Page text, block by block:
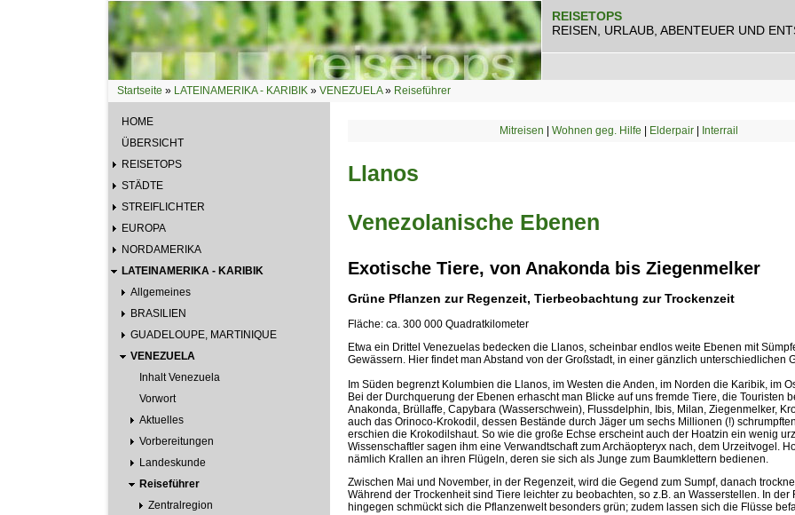
REISETOPS
REISEN, URLAUB, ABENTEUER UND
Sie sind hier
Startseite » LATEINAMERIKA - KARIBIK » VENEZUELA» Reiseführer
HOME
ÜBERSICHT
REISETOPS
STÄDTE
STREIFLICHTER
EUROPA
NORDAMERIKA
LATEINAMERIKA - KARIBIK
Allgemeines
BRASILIEN
GUADELOUPE, MARTINIQUE
VENEZUELA
Inhalt Venezuela
Vorwort
Aktuelles
Vorbereitungen
Landeskunde
Reiseführer
Zentralregion
Mitreisen Wohnen geg. Hilfe Elderpair| Interrail
Llanos
Venezolanische Ebenen
Exotische Tiere, von Anakonda bis Ziegenmelker
Grüne Pflanzen zur Regenzeit, Tierbeobachtung zur Trockenzeit
Fläche: ca. 300 000 Quadratkilometer
Etwa ein Drittel Venezuelas bedecken die Llanos, scheinbar endlos weite Ebenen mit
Gewässern. Hier findet man Abstand von der Großstadt, in einer gänzlich unterschiedlichen
Im Süden begrenzt Kolumbien die Llanos, im Westen die Anden, im Norden die Karibik, im
Bei der Durchquerung der Ebenen erhascht man Blicke auf uns fremde Tiere, die Touristen
Anakonda, Brüllaffe, Capybara (Wasserschwein), Flussdelphin, Ibis, Milan, Ziegenmelker,
auch das Orinoco-Krokodil, dessen Bestände durch Jäger um sechs Millionen (!)
erschien die Krokodilshaut. So wie die große Echse erscheint auch der Hoatzin ein wenig
Wissenschaftler sagen ihm eine Verwandtschaft zum Archäopteryx nach, dem Urzeitvogel.
nämlich Krallen an ihren Flügeln, deren sie sich als Junge zum Baumklettern bedienen.
Zwischen Mai und November, in der Regenzeit, wird die Gegend zum Sumpf, danach
Während der Trockenheit sind Tiere leichter zu beobachten, so z.B. an Wasserstellen. In der
hingegen schmückt sich die Pflanzenwelt besonders grün; zudem lassen sich die Flüsse